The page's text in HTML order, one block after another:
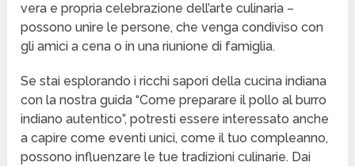
vera e propria celebrazione dell’arte culinaria –
possono unire le persone, che venga condiviso con
gli amici a cena o in una riunione di famiglia.
Se stai esplorando i ricchi sapori della cucina indiana
con la nostra guida “Come preparare il pollo al burro
indiano autentico”, potresti essere interessato anche
a capire come eventi unici, come il tuo compleanno,
possono influenzare le tue tradizioni culinarie. Dai